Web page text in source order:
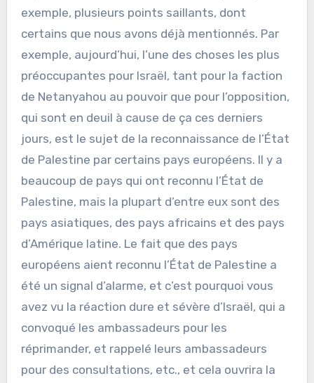
exemple, plusieurs points saillants, dont
certains que nous avons déjà mentionnés. Par
exemple, aujourd’hui, l’une des choses les plus
préoccupantes pour Israël, tant pour la faction
de Netanyahou au pouvoir que pour l’opposition,
qui sont en deuil à cause de ça ces derniers
jours, est le sujet de la reconnaissance de l’État
de Palestine par certains pays européens. Il y a
beaucoup de pays qui ont reconnu l’État de
Palestine, mais la plupart d’entre eux sont des
pays asiatiques, des pays africains et des pays
d’Amérique latine. Le fait que des pays
européens aient reconnu l’État de Palestine a
été un signal d’alarme, et c’est pourquoi vous
avez vu la réaction dure et sévère d’Israël, qui a
convoqué les ambassadeurs pour les
réprimander, et rappelé leurs ambassadeurs
pour des consultations, etc., et cela ouvrira la